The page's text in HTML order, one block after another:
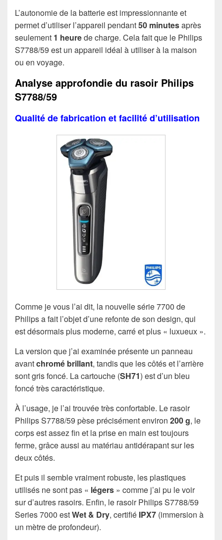
L’autonomie de la batterie est impressionnante et
permet d’utiliser l’appareil pendant50 minutesaprès
seulement 1 heurede charge. Cela fait que le Philips
S7788/59 est un appareil idéal à utiliser à la maison
ou en voyage.
Analyse approfondie du rasoir Philips
S7788/59
Qualité de fabrication et facilité d’utilisation
Comme je vous l’ai dit, la nouvelle série 7700 de
Philips a fait l’objet d’une refonte de son design, qui
est désormais plus moderne, carré et plus « luxueux ».
La version que j’ai examinée présente un panneau
avantchromé brillant, tandis que les côtés et l’arrière
sont gris foncé. La cartouche (SH71) est d’un bleu
foncé très caractéristique.
À l’usage, je l’ai trouvée très confortable. Le rasoir
Philips S7788/59 pèse précisément environ 200 g, le
corps est assez fin et la prise en main est toujours
ferme, grâce aussi au matériau antidérapant sur les
deux côtés.
Et puis il semble vraiment robuste, les plastiques
utilisés ne sont pas « légers » comme j’ai pu le voir
sur d’autres rasoirs. Enfin, le rasoir Philips S7788/59
Series 7000 estWet & Dry, certifié IPX7 (immersion à
un mètre de profondeur).